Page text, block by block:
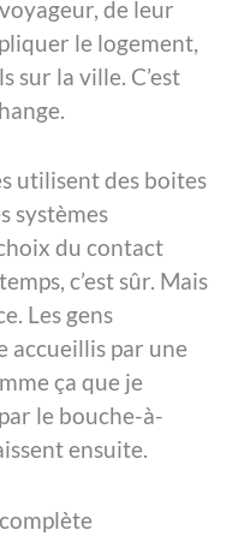
de leur
le logement,
sur la ville. C’est
utilisent des boites
systèmes
du contact
c’est sûr. Mais
Les gens
accueillis par une
ça que je
le bouche-à-
ensuite.